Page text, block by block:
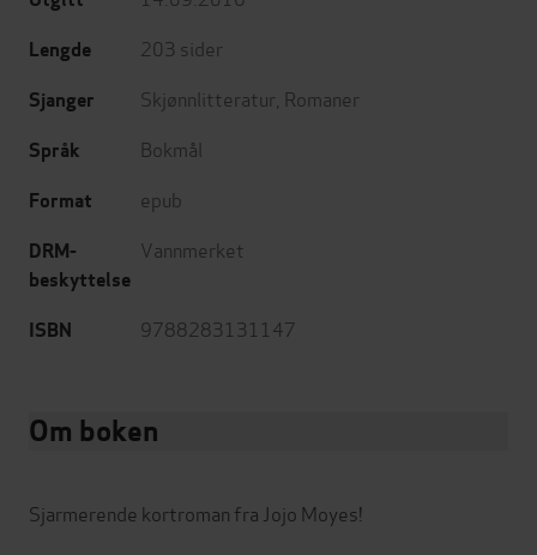
Lengde 203 sider
Sjanger Skjønnlitteratur Romaner
Språk Bokmål
Format epub
DRM-
beskyttelse
Vannmerket
ISBN 9788283131147
Om boken
Sjarmerende kortroman fra Jojo Moyes!